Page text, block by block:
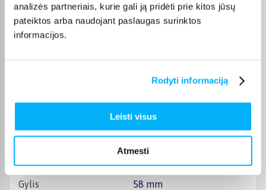
analizės partneriais, kurie gali ją pridėti prie kitos jūsų
pateiktos arba naudojant paslaugas surinktos
informacijos.
Rodyti informaciją
Leisti visus
Atmesti
Išsaugokite gamintojo ir
importuotojo rekvizitus
ateičiai. Jie nurodyti ant
Garantinis laikotarpis 24 mėn.
260 mm
280 mm
Gylis 58 mm